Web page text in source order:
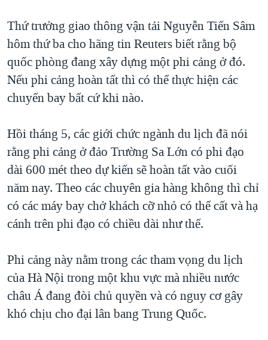
KINH TẾ
KHOA HỌC
SỨC KHOẺ
VĂN HOÁ
GIÁO DỤC
GIẢI MÃ VÀNH ĐAI & CON ĐƯỜNG
NGÀY TỊ NẠN THẾ GIỚI
TRỊNH VĨNH BÌNH - NGƯỜI HẠ 'BÊN THẮNG CUỘC'
GROUND ZERO – XƯA VÀ NAY
CÁC GIÁ TRỊ CỘNG HÒA Ở VIỆT NAM
THƯỢNG ĐỈNH TRUMP-KIM TẠI VIỆT NAM
TRỊNH VĨNH BÌNH VS. CHÍNH PHỦ VIỆT NAM
NGƯ DÂN VIỆT VÀ LÀN SÓNG TRỘM HẢI SÂM
BÊN KIA QUỐC LỘ: TIẾNG VỌNG TỪ NÔNG THÔN MỸ
MẠNG XÃ HỘI
Ngôn ngữ khác
Thứ trưởng giao thông vận tải Nguyễn Tiến Sâm
hôm thứ ba cho hãng tin Reuters biết rằng bộ
quốc phòng đang xây dựng một phi cảng ở đó.
Nếu phi cảng hoàn tất thì có thể thực hiện các
chuyến bay bất cứ khi nào.
Hồi tháng 5, các giới chức ngành du lịch đã nói
rằng phi cảng ở đảo Trường Sa Lớn có phi đạo
dài 600 mét theo dự kiến sẽ hoàn tất vào cuối
năm nay. Theo các chuyên gia hàng không thì chỉ
có các máy bay chở khách cỡ nhỏ có thể cất và hạ
cánh trên phi đạo có chiều dài như thế.
Phi cảng này nằm trong các tham vọng du lịch
của Hà Nội trong một khu vực mà nhiều nước
châu Á đang đòi chủ quyền và có nguy cơ gây
khó chịu cho đại lân bang Trung Quốc.